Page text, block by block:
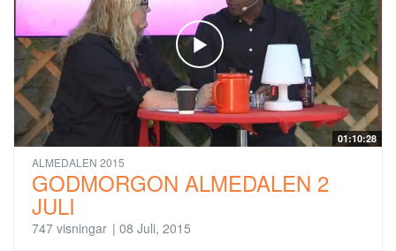
01:10:28
ALMEDALEN 2015
GODMORGON ALMEDALEN 2
JULI
747 visningar | 08 Juli, 2015